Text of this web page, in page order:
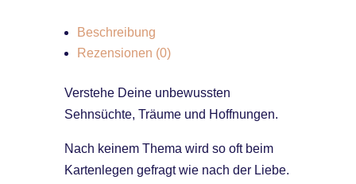
Beschreibung
Rezensionen (0)
Verstehe Deine unbewussten
Sehnsüchte, Träume und Hoffnungen.
Nach keinem Thema wird so oft beim
Kartenlegen gefragt wie nach der Liebe.